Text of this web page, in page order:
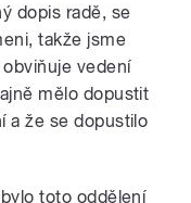
dopis radě, se
takže jsme
vedení
mělo dopustit
a že se dopustilo
toto oddělení